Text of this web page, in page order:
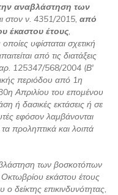
αναβλάστηση των
στον ν. 4351/2015, από
έκαστου έτους
υφίσταται σχετική
από τις διατάξεις
125347/568/2004 (Β'
περιόδου από 1η
Απριλίου του επομένου
ή δασικές εκτάσεις ή σε
εφόσον λαμβάνονται
προληπτικά και λοιπά
των βοσκοτόπων
εκάστου έτους
δείκτης επικινδυνότητας,